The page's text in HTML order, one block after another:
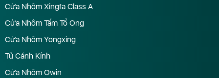
Cửa Nhôm Xingfa Class A
Cửa Nhôm Tấm Tổ Ong
Cửa Nhôm Yongxing
Tủ Cánh Kính
Cửa Nhôm Owin